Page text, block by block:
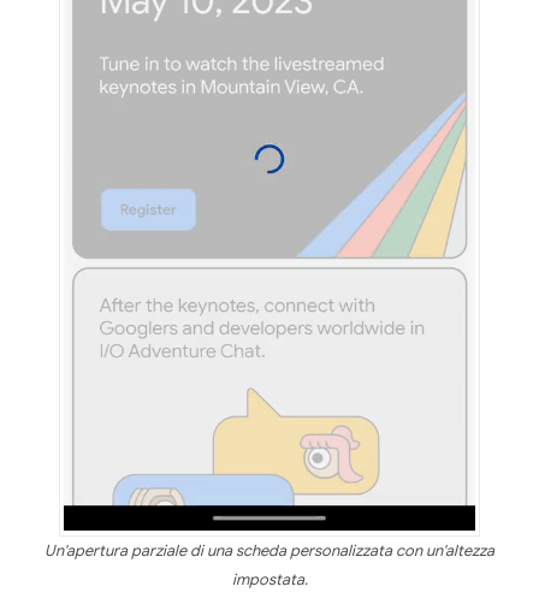
Un'apertura parziale di una scheda personalizzata con un'altezza
impostata.